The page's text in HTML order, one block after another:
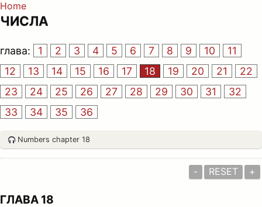
Home
ЧИСЛА
глава: 1 2 3 4 5 6 7 8 9 10
11
12
13 14 15 16 17 18 19 20 21
22
23
24 25 26 27 28 29 30 31
32
33
34 35 36
Numbers chapter 18
- RESET +
ГЛАВА 18